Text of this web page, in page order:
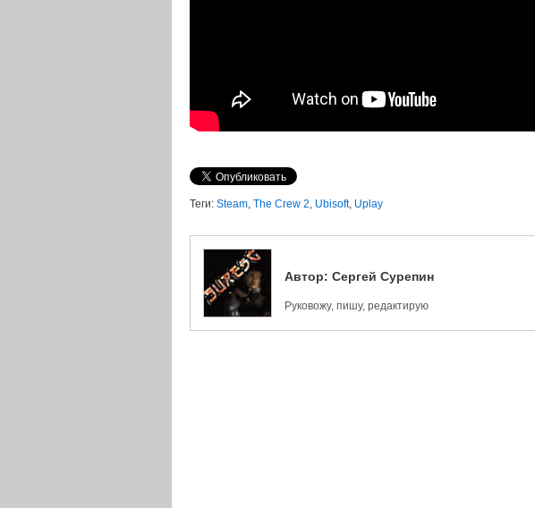
Теги: Steam, The Crew 2, Ubisoft, Uplay
Автор: Сергей Сурепин
Руковожу, пишу, редактирую